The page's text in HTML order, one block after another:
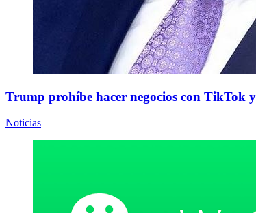
Trump prohíbe hacer negocios con TikTok
Noticias